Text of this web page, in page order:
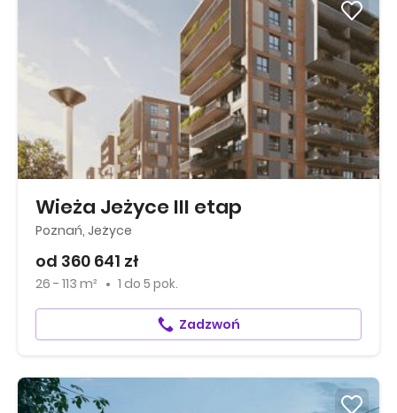
Wieża Jeżyce III etap
Poznań, Jeżyce
od 360 641 zł
26 - 113 m² 1 do 5 pok.
Zadzwoń